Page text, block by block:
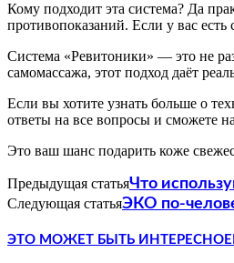
Кому подходит эта система? Да
противопоказаний. Если у вас
Система «Ревитоники» — это не
самомассажа, этот подход даёт
Если вы хотите узнать больше о
ответы на все вопросы и сможете
Это ваш шанс подарить коже
Предыдущая статьяЧто
Следующая статьяЭКО по-
ЭТО МОЖЕТ БЫТЬ ИНТЕРЕСНО